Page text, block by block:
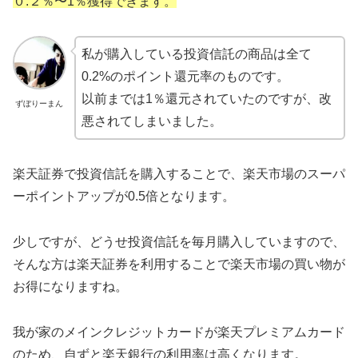
ずぼりーまん
私が購入している投資信託の商品は全て
0.2%のポイント還元率のものです。
以前までは1％還元されていたのですが、改
悪されてしまいました。
楽天証券で投資信託を購入することで、楽天市場のスーパ
ーポイントアップが0.5倍となります。
少しですが、どうせ投資信託を毎月購入していますので、
そんな方は楽天証券を利用することで楽天市場の買い物が
お得になりますね。
我が家のメインクレジットカードが楽天プレミアムカード
のため、自ずと楽天銀行の利用率は高くなります。